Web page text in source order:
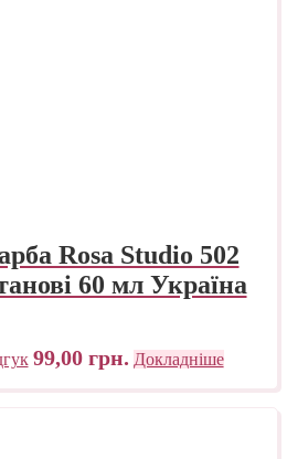
Rosa Studio 502
60 мл Україна
99,00 грн. Докладніше